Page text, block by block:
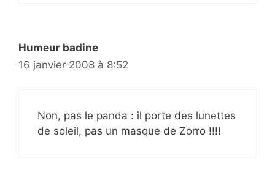
Humeur badine
16 janvier 2008 à 8:52
Non, pas le panda : il porte des lunettes
de soleil, pas un masque de Zorro !!!!